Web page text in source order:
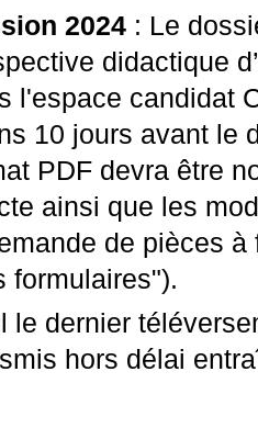
2024: Le
didactique
l'espace candidat
10 jours avant le
PDF devra être
ainsi que les
de pièces
formulaires").
le dernier
hors délai